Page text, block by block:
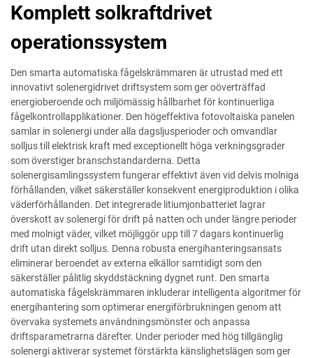
Komplett solkraftdrivet
operationssystem
Den smarta automatiska fågelskrämmaren är utrustad med ett
innovativt solenergidrivet driftsystem som ger oöverträffad
energioberoende och miljömässig hållbarhet för kontinuerliga
fågelkontrollapplikationer. Den högeffektiva fotovoltaiska panelen
samlar in solenergi under alla dagsljusperioder och omvandlar
solljus till elektrisk kraft med exceptionellt höga verkningsgrader
som överstiger branschstandarderna. Detta
solenergisamlingssystem fungerar effektivt även vid delvis molniga
förhållanden, vilket säkerställer konsekvent energiproduktion i olika
väderförhållanden. Det integrerade litiumjonbatteriet lagrar
överskott av solenergi för drift på natten och under längre perioder
med molnigt väder, vilket möjliggör upp till 7 dagars kontinuerlig
drift utan direkt solljus. Denna robusta energihanteringsansats
eliminerar beroendet av externa elkällor samtidigt som den
säkerställer pålitlig skyddstäckning dygnet runt. Den smarta
automatiska fågelskrämmaren inkluderar intelligenta algoritmer för
energihantering som optimerar energiförbrukningen genom att
övervaka systemets användningsmönster och anpassa
driftsparametrarna därefter. Under perioder med hög tillgänglig
solenergi aktiverar systemet förstärkta känslighetslägen som ger